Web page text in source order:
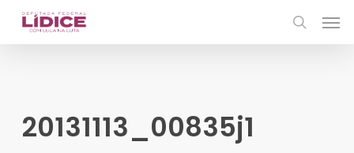
Skip
20131113_00835j1